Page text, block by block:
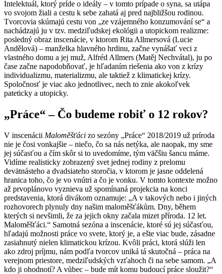
Intelektuál, ktorý príde o ideály – v tomto prípade o syna, sa utápa
vo svojom žiali a cestu k sebe zahatá aj pred najbližšou rodinou.
Tvorcovia skúmajú cestu von „ze vzájemného konzumování se“ a
nachádzajú ju v tzv. medziľudskej ekológii a utopickom realizme:
posledný obraz inscenácie, v ktorom Rita Allmersová (Lucie
Andělová) – manželka hlavného hrdinu, začne vynášať veci z
vlastného domu a jej muž, Alfréd Allmers (Matěj Nechvátal), ju po
čase začne napodobňovať, je hľadaním riešenia ako von z krízy
individualizmu, materializmu, ale taktiež z klimatickej krízy.
Spoločnosť je viac ako jednotlivec, nech to znie akokoľvek
pateticky a utopicky.
„Práce“ – Čo budeme robiť o 12 rokov?
V inscenácii Maloměšťáci zo sezóny „Práce“ 2018/2019 už príroda
nie je čosi vonkajšie – niečo, čo sa nás netýka, ale naopak, my sme
jej súčasťou a čím skôr si to uvedomíme, tým väčšiu šancu máme.
Vidíme realisticky zobrazený svet jednej rodiny z prelomu
devätnásteho a dvadsiateho storočia, v ktorom je jasne oddelená
hranica toho, čo je vo vnútri a čo je vonku. V tomto kontexte možno
až prvoplánovo vyznieva už spomínaná projekcia na konci
predstavenia, ktorá divákom oznamuje: „A v takových nebo i jiných
rozhovorech plynuly dny našim maloměšťákům. Dny, během
kterých si nevšimli, že za jejich okny začala mizet příroda. 12 let.
Maloměšťáci.“ Samotná sezóna a inscenácie, ktoré sú jej súčasťou,
hľadajú možnosti práce vo svete, ktorý je, a ešte viac bude, zásadne
zasiahnutý nielen klimatickou krízou. Kvôli práci, ktorá slúži len
ako zdroj príjmu, nám podľa tvorcov uniká tá skutočná – práca na
verejnom priestore, medziľudských vzťahoch či na sebe samom. „A
kdo ji ohodnotí? A vůbec – bude mít komu budoucí práce sloužit?“